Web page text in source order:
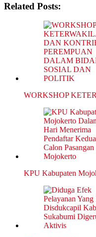
Related Posts:
WORKSHOP
KPU Kabupaten